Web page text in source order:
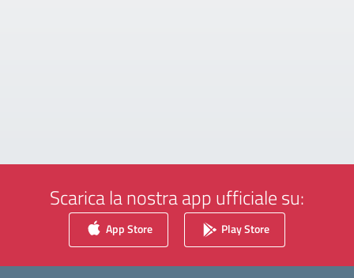
Scarica la nostra app ufficiale su:
App Store Play Store